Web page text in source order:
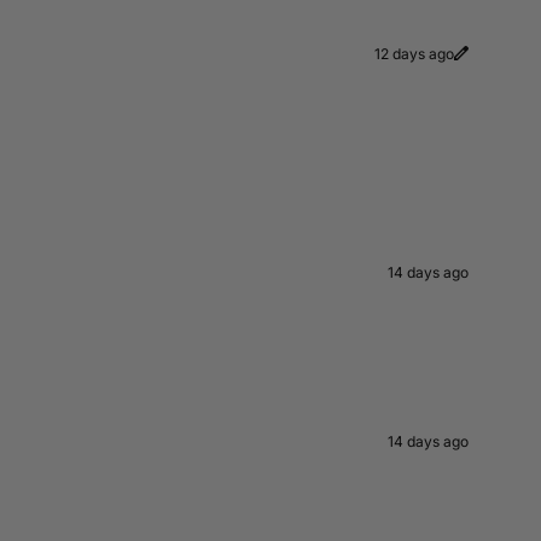
12 days ago
14 days ago
14 days ago